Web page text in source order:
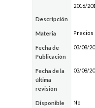
2016/
Descripción
Materia Precios
Fecha de
Publicación
03/08/
Fecha de la
última
revisión
03/08/
Disponible
No